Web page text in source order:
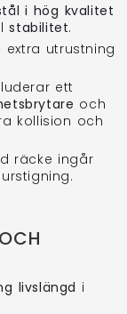
i hög kvalitet
stabilitet.
extra utrustning
ett
och
kollision och
räcke ingår
livslängd i